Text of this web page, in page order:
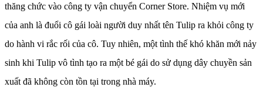
thăng chức vào công ty vận chuyển Corner Store. Nhiệm vụ mới
của anh là đuổi cô gái loài người duy nhất tên Tulip ra khỏi công ty
do hành vi rắc rối của cô. Tuy nhiên, một tình thế khó khăn mới nảy
sinh khi Tulip vô tình tạo ra một bé gái do sử dụng dây chuyền sản
xuất đã không còn tồn tại trong nhà máy.